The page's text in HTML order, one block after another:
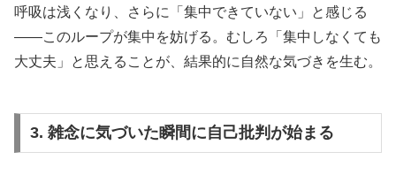
呼吸は浅くなり、さらに「集中できていない」と感じる
——このループが集中を妨げる。むしろ「集中しなくても
大丈夫」と思えることが、結果的に自然な気づきを生む。
3. 雑念に気づいた瞬間に自己批判が始まる